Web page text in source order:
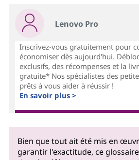
Lenovo Pro
Inscrivez-vous gratuitement pour
économiser dès aujourd'hui.
exclusifs, des récompenses et la
gratuite* Nos spécialistes des
prêts à vous aider à réussir !
En savoir plus >
Bien que tout ait été mis en
garantir l'exactitude, ce